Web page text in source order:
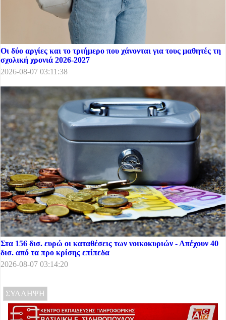
Οι δύο αργίες και το τριήμερο που χάνονται για τους μαθητές τη
σχολική χρονιά 2026-2027
2026-08-07 03:11:38
Στα 156 δισ. ευρώ οι καταθέσεις των νοικοκυριών - Απέχουν 40
δισ. από τα προ κρίσης επίπεδα
2026-08-07 03:14:20
ΣΥΛΛΗΨΗ